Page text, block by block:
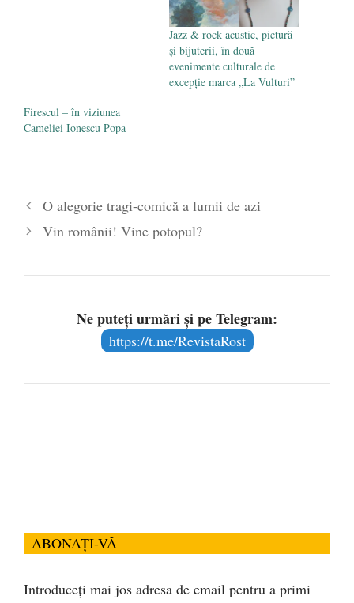
Jazz & rock acustic, pictură
şi bijuterii, în două
evenimente culturale de
excepţie marca „La Vulturi”
Firescul – în viziunea
Cameliei Ionescu Popa
O alegorie tragi-comică a lumii de azi
Vin românii! Vine potopul?
Ne puteți urmări și pe Telegram:
https://t.me/RevistaRost
ABONAȚI-VĂ
Introduceți mai jos adresa de email pentru a primi